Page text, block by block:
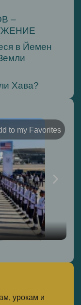
–
в Йемен
Хава?
to my Favorites
урокам и